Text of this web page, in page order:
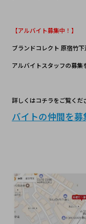
【アルバイト募集中！】
ブランドコレクト 原宿竹
アルバイトスタッフの募集
詳しくはコチラをご覧く
バイトの仲間を募